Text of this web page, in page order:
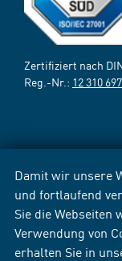
Damit wir unsere
und fortlaufend
Sie die Webseiten
Verwendung von
erhalten Sie in
Zertifiziert nach
Reg.-Nr.: 12 310